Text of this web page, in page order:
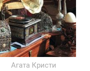
Агата Кристи